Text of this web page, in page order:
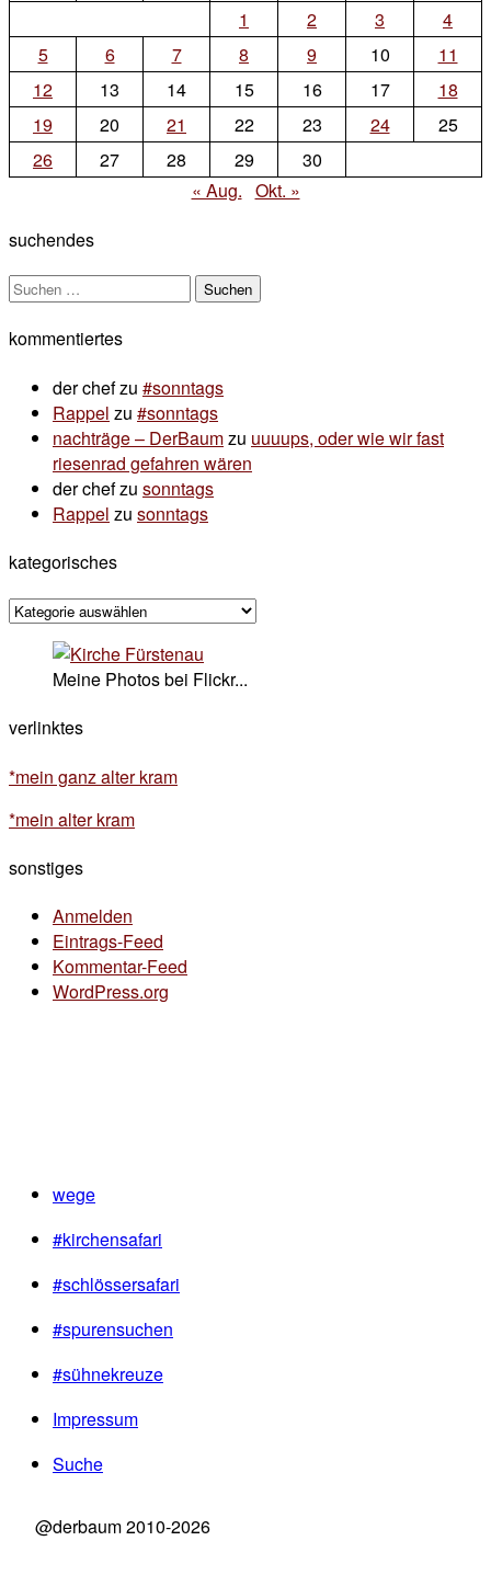
baeren-
berg-
update-
wetter-
1
2 3
4
5
6 7 8 9 10
11
12
13 14 15 16 17
18
19
20 21 22 23 24
25
26
27 28 29
30
« Aug. Okt. »
suchendes
Suchen
kommentiertes
der chefzu #sonntags
Rappel zu #sonntags
nachträge – DerBaumzu uuuups, oder wie wir fast
riesenrad gefahren wären
der chefzu sonntags
Rappel zu sonntags
kategorisches
kategorisches
Meine Photos bei Flickr...
verlinktes
*mein ganz alter kram
*mein alter kram
sonstiges
Anmelden
Eintrags-Feed
Kommentar-Feed
WordPress.org
wege
#kirchensafari
#schlössersafari
#spurensuchen
#sühnekreuze
Impressum
Suche
@derbaum 2010-2026